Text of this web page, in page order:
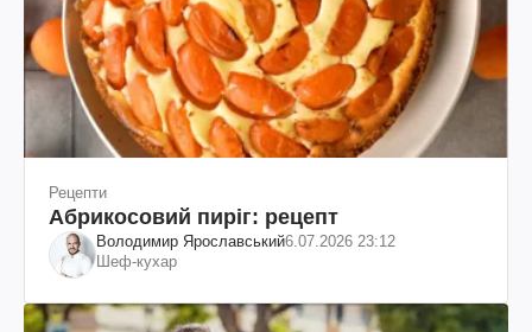
Рецепти
Абрикосовий пиріг: рецепт
Володимир Ярославський6.07.2026 23:12
Шеф-кухар